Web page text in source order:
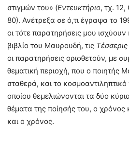
στιγμών του» (Εντευκτήριο, τχ. 12,
80). Ανέτρεξα σε ό,τι έγραψα το
οι τότε παρατηρήσεις μου ισχύουν
βιβλίο του Μαυρουδή, τις
οι παρατηρήσεις οριοθετούν, με
θεματική περιοχή, που ο ποιητής
σταθερά, και το
οποίου θεμελιώνονται τα δύο
θέματα της ποίησής του, ο
και ο χρόνος.